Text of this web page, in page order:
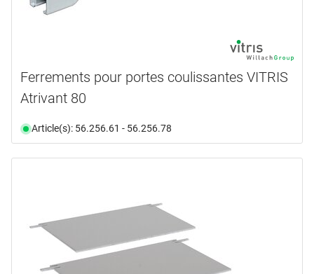
Ferrements pour portes coulissantes VITRIS
Atrivant 80
Article(s): 56.256.61 - 56.256.78